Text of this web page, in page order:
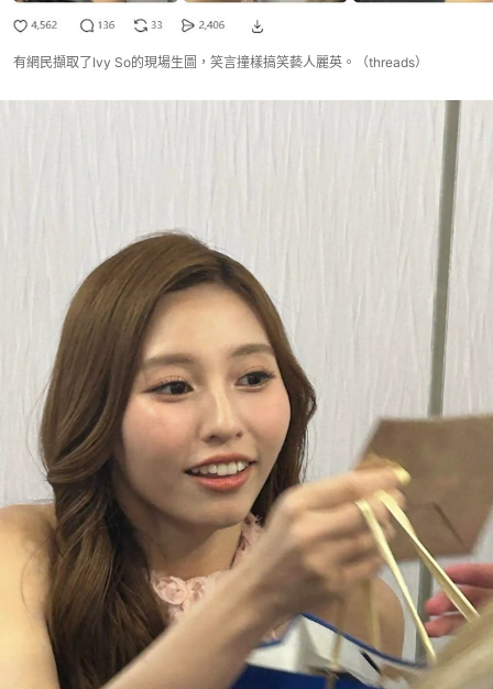
有網民擷取了Ivy So的現場生圖，笑言撞樣搞笑藝人麗英。（threads）